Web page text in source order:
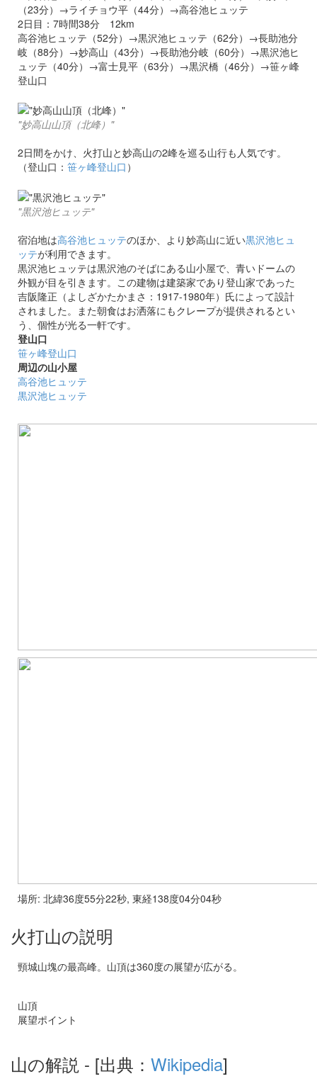
（23分）→ライチョウ平（44分）→高谷池ヒュッテ
2日目：7時間38分 12km
高谷池ヒュッテ（52分）→黒沢池ヒュッテ（62分）→長助池分
岐（88分）→妙高山（43分）→長助池分岐（60分）→黒沢池ヒ
ュッテ（40分）→富士見平（63分）→黒沢橋（46分）→笹ヶ峰
登山口
"妙高山山頂（北峰）"
2日間をかけ、火打山と妙高山の2峰を巡る山行も人気です。
（登山口： 笹ヶ峰登山口 ）
"黒沢池ヒュッテ"
宿泊地は高谷池ヒュッテのほか、より妙高山に近い黒沢池ヒュ
ッテが利用できます。
黒沢池ヒュッテは黒沢池のそばにある山小屋で、青いドームの
外観が目を引きます。この建物は建築家であり登山家であった
吉阪隆正（よしざかたかまさ：1917-1980年）氏によって設計
されました。また朝食はお洒落にもクレープが提供されるとい
う、個性が光る一軒です。
登山口
笹ヶ峰登山口
周辺の山小屋
高谷池ヒュッテ
黒沢池ヒュッテ
場所: 北緯36度55分22秒, 東経138度04分04秒
火打山の説明
頸城山塊の最高峰。山頂は360度の展望が広がる。
山頂
展望ポイント
山の解説 - [出典： Wikipedia]